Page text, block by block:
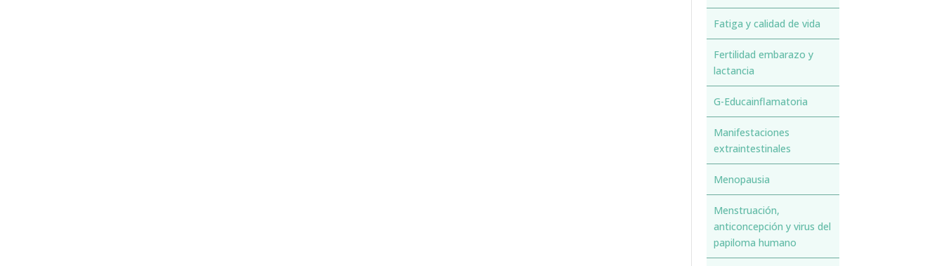
Fatiga y calidad de vida
Fertilidad embarazo y
lactancia
G-Educainflamatoria
Manifestaciones
extraintestinales
Menopausia
Menstruación,
anticoncepción y virus del
papiloma humano